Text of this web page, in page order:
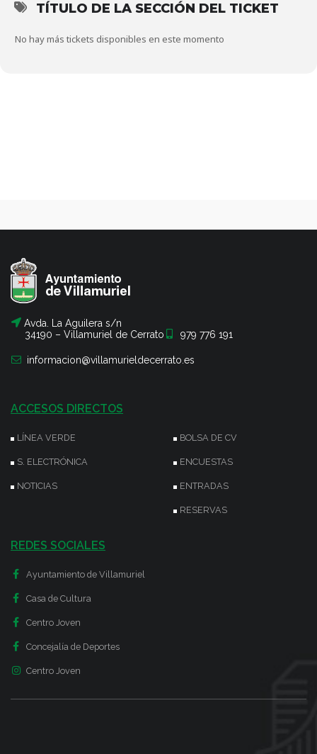
TÍTULO DE LA SECCIÓN DEL TICKET
No hay más tickets disponibles en este momento
Avda. La Aguilera s/n
34190 – Villamuriel de Cerrato
979 776 191
informacion@villamurieldecerrato.es
ACCESOS DIRECTOS
LÍNEA VERDE
S. ELECTRÓNICA
NOTICIAS
BOLSA DE CV
ENCUESTAS
ENTRADAS
RESERVAS
REDES SOCIALES
Ayuntamiento de Villamuriel
Casa de Cultura
Centro Joven
Concejalía de Deportes
Centro Joven